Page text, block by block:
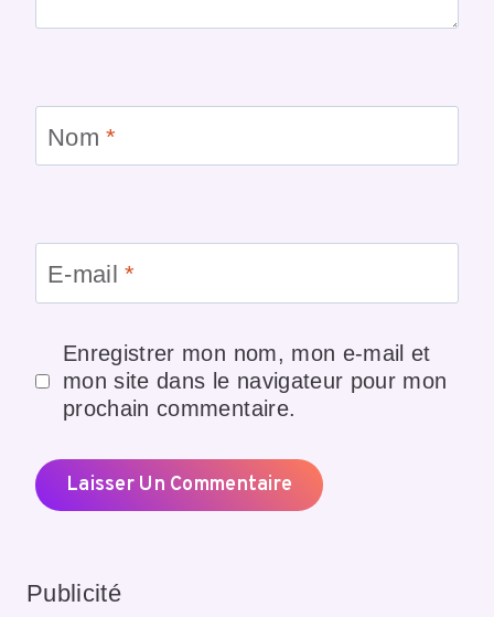
Nom*
E-mail*
Enregistrer mon nom, mon e-mail et
mon site dans le navigateur pour mon
prochain commentaire.
Publicité